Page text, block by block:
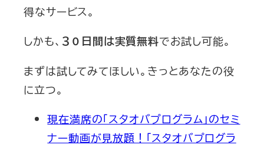
得なサービス。
しかも、 ３０日間は実質無料でお試し可能。
まずは試してみてほしい。きっとあなたの役
に立つ。
現在満席の「スタオバプログラム」のセミ
ナー動画が見放題！「スタオバプログラ